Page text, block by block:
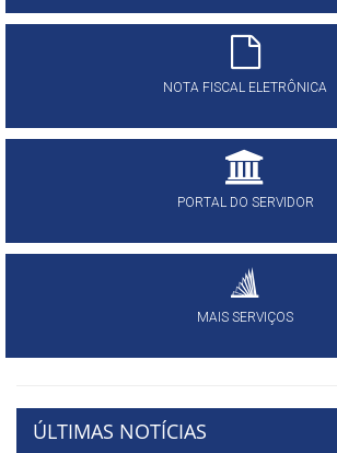
NOTA FISCAL ELETRÔNICA
PORTAL DO SERVIDOR
MAIS SERVIÇOS
ÚLTIMAS NOTÍCIAS